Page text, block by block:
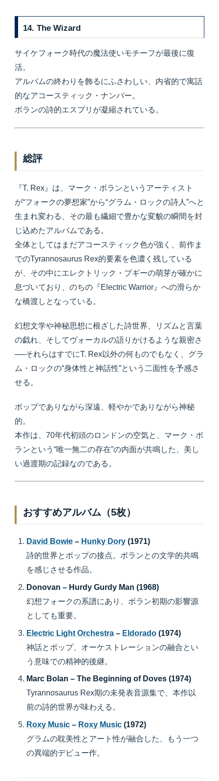
14. The Wizard
サイケフォーク時代の魔法使いモチーフが最後に復
活。
アルバムの終わりを飾るにふさわしい、内省的で寓話
的なアコースティック・ナンバー。
ボランの詩的エスプリが凝縮されている。
総評
『T. Rex』は、マーク・ボランというアーティスト
が“フォークの夢想家”から“グラム・ロックの詩人”へと
生まれ変わる、その最も繊細で豊かな変貌の瞬間を封
じ込めたアルバムである。
全体としてはまだアコースティック色が強く、前作ま
でのTyrannosaurus Rex的要素を色濃く残している
が、その中にエレクトリック・ブギーの萌芽が確かに
息づいており、のちの『Electric Warrior』への滑らか
な橋渡しとなっている。
幻想文学や神秘思想に根ざした詩世界、リズムと言葉
の戯れ、そしてヴォーカルの語りかけるような親密さ
──それらはすでにT. Rex以外の何ものでもなく、グラ
ム・ロックの“身体性と神話性”という二面性を予感さ
せる。
ポップでありながら深遠、軽やかでありながら神秘
的。
本作は、70年代初頭のロンドンの空気と、マーク・ボ
ランという“唯一無二の存在”の内面が共鳴した、美し
い過渡期の記録なのである。
おすすめアルバム（5枚）
David Bowie – Hunky Dory (1971)
詩的世界とポップの接点。ボランとの文学的共鳴
を感じさせる作品。
Donovan – Hurdy Gurdy Man (1968)
幻想フォークの系譜にあり、ボラン初期の影響源
としても重要。
Electric Light Orchestra – Eldorado (1974)
神話とポップ、オーケストレーションの融合とい
う意味での精神的後継。
Marc Bolan – The Beginning of Doves (1974)
Tyrannosaurus Rex期の未発表音源集で、本作以
前の詩的世界が味わえる。
Roxy Music – Roxy Music (1972)
グラムの耽美性とアート性が融合した、もう一つ
の異端的デビュー作。